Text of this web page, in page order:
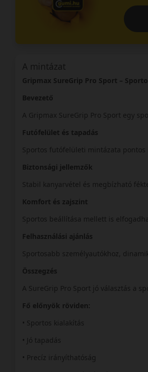
A mintázat
Gripmax SureGrip Pro Sport –
Bevezető
A Gripmax SureGrip Pro Sport egy
Futófelület és tapadás
Sportos futófelületi mintázata
Biztonsági jellemzők
Stabil kanyarvétel és megbízható
Komfort és zajszint
Sportos beállítása mellett is
Felhasználási ajánlás
Sportosabb személyautókhoz,
Összegzés
A SureGrip Pro Sport jó választás a
Fő előnyök röviden:
• Sportos kialakítás
• Jó tapadás
• Precíz irányíthatóság